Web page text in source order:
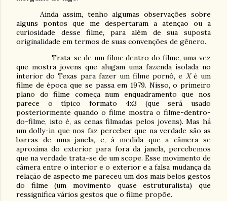
Ainda assim, tenho algumas observações sobre
alguns pontos que me despertaram a atenção ou a
curiosidade desse filme, para além de sua suposta
originalidade em termos de suas convenções de gênero.
Trata-se de um filme dentro do filme, uma vez
que mostra jovens que alugam uma fazenda isolada no
interior do Texas para fazer um filme pornô, e X é um
filme de época que se passa em 1979. Nisso, o primeiro
plano do filme começa num enquadramento que nos
parece o típico formato 4x3 (que será usado
posteriormente quando o filme mostra o filme-dentro-
do-filme, isto é, as cenas filmadas pelos jovens). Mas há
um dolly-in que nos faz perceber que na verdade são as
barras de uma janela, e, à medida que a câmera se
aproxima do exterior para fora da janela, percebemos
que na verdade trata-se de um scope. Esse movimento de
câmera entre o interior e o exterior e a falsa mudança da
relação de aspecto me pareceu um dos mais belos gestos
do filme (um movimento quase estruturalista) que
ressignifica vários gestos que o filme propõe.